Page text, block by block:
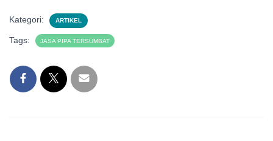
Kategori: ARTIKEL
Tags: JASA PIPA TERSUMBAT